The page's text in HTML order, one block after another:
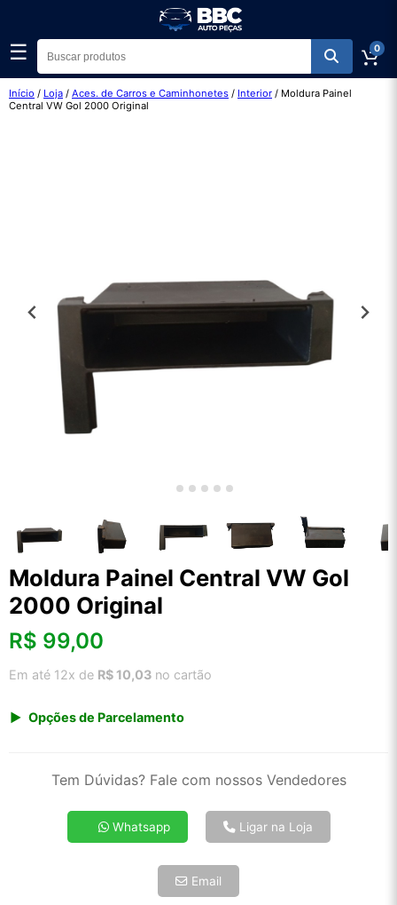
☰ 0
Início / Loja / Aces. de Carros e Caminhonetes / Interior / Moldura Painel
Central VW Gol 2000 Original
Moldura Painel Central VW Gol
2000 Original
R$ 99,00
Em até 12x de R$ 10,03 no cartão
Opções de Parcelamento
2x de R$ 53,28
4x de R$ 27,44
5x de R$ 22,24
Tem Dúvidas? Fale com nossos Vendedores
Whatsapp Ligar na Loja
Email